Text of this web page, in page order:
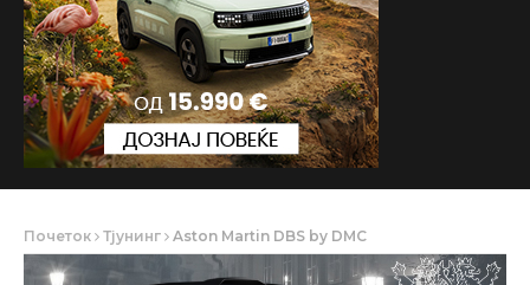
Почеток Тјунинг Aston Martin DBS by DMC